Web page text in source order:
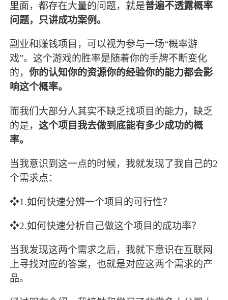
里面，都存在大量的问题，就是普遍不透露概率
问题，只讲成功案例。
副业和赚钱项目，可以视为参与一场“概率游
戏”。这个游戏的胜率是随着你的手牌不断变化
的，你的认知你的资源你的经验你的能力都会影
响这个概率。
而我们大部分人其实不缺乏找项目的能力，缺乏
的是， 这个项目我去做到底能有多少成功的概
率。
当我意识到这一点的时候，我就发现了我自己的2
个需求点：
❖1.如何快速分辨一个项目的可行性？
❖2.如何快速分析自己做这个项目的成功率？
当我发现这两个需求之后，我就下意识在互联网
上寻找对应的答案，也就是对应这两个需求的产
品。